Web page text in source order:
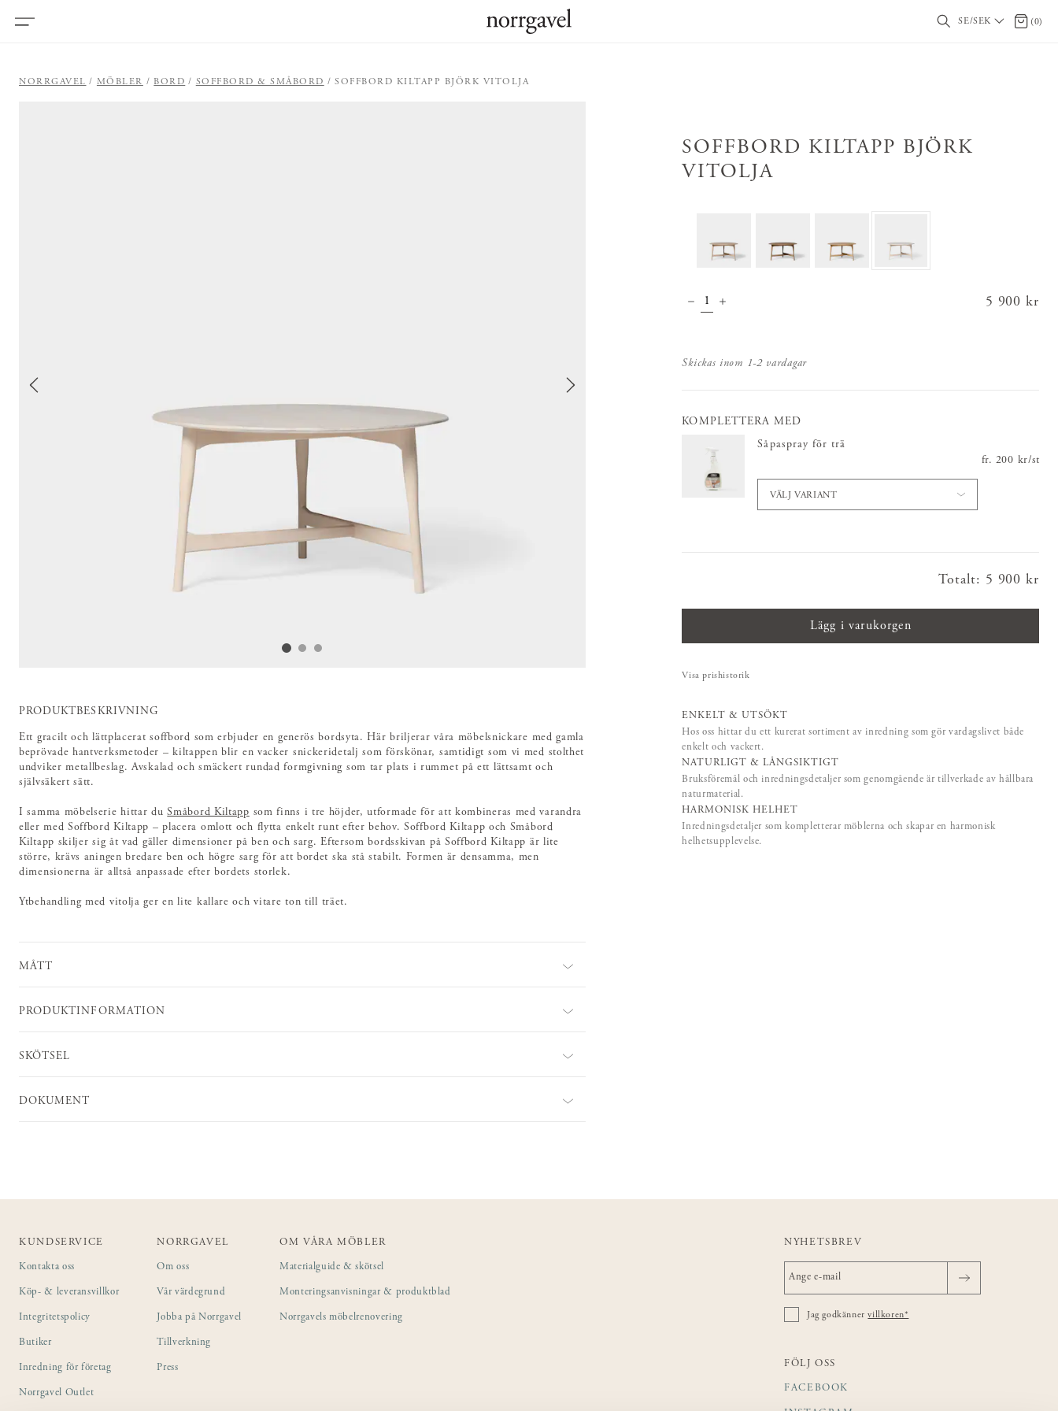
SE/SEK 0 (0)
NORRGAVEL MÖBLER BORD SOFFBORD & SMÅBORD SOFFBORD KILTAPP BJÖRK VITOLJA
SOFFBORD KILTAPP BJÖRK
VITOLJA
Pris:
5 900 kr
Skickas inom 1-2 vardagar
KOMPLETTERA MED
Såpaspray för trä
fr. Pris :200 kr
200 kr/st
VÄLJ VARIANT
Totalt: Pris:
5 900 kr
Lägg i varukorgen
Visa prishistorik
ENKELT & UTSÖKT
Hos oss hittar du ett kurerat sortiment av inredning som gör vardagslivet både
enkelt och vackert.
NATURLIGT & LÅNGSIKTIGT
Bruksföremål och inredningsdetaljer som genomgående är tillverkade av hållbara
naturmaterial.
HARMONISK HELHET
Inredningsdetaljer som kompletterar möblerna och skapar en harmonisk
helhetsupplevelse.
PRODUKTBESKRIVNING
Ett gracilt och lättplacerat soffbord som erbjuder en generös bordsyta. Här briljerar våra möbelsnickare med gamla
beprövade hantverksmetoder – kiltappen blir en vacker snickeridetalj som förskönar, samtidigt som vi med stolthet
undviker metallbeslag. Avskalad och smäckert rundad formgivning som tar plats i rummet på ett lättsamt och
självsäkert sätt.
I samma möbelserie hittar duSmåbord Kiltapp som finns i tre höjder, utformade för att kombineras med varandra
eller med Soffbord Kiltapp – placera omlott och flytta enkelt runt efter behov. Soffbord Kiltapp och Småbord
Kiltapp skiljer sig åt vad gäller dimensioner på ben och sarg. Eftersom bordsskivan på Soffbord Kiltapp är lite
större, krävs aningen bredare ben och högre sarg för att bordet ska stå stabilt. Formen är densamma, men
dimensionerna är alltså anpassade efter bordets storlek.
Ytbehandling med vitolja ger en lite kallare och vitare ton till träet.
MÅTT
PRODUKTINFORMATION
SKÖTSEL
DOKUMENT
KUNDSERVICE
Kontakta oss
Köp- & leveransvillkor
Integritetspolicy
Butiker
Inredning för företag
Norrgavel Outlet
NORRGAVEL
Om oss
Vår värdegrund
Jobba på Norrgavel
Tillverkning
Press
OM VÅRA MÖBLER
Materialguide & skötsel
Monteringsanvisningar & produktblad
Norrgavels möbelrenovering
NYHETSBREV
Jag godkännervillkoren*
FÖLJ OSS
FACEBOOK